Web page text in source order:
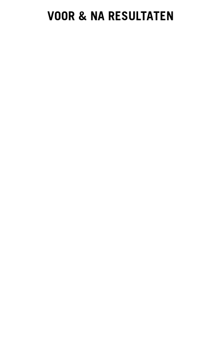
VOOR & NA RESULTATEN